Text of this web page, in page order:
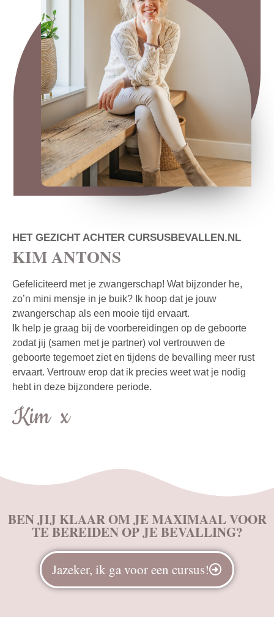
HET GEZICHT ACHTER CURSUSBEVALLEN.NL
KIM ANTONS
Gefeliciteerd met je zwangerschap! Wat bijzonder he,
zo’n mini mensje in je buik? Ik hoop dat je jouw
zwangerschap als een mooie tijd ervaart.
Ik help je graag bij de voorbereidingen op de geboorte
zodat jij (samen met je partner) vol vertrouwen de
geboorte tegemoet ziet en tijdens de bevalling meer rust
ervaart. Vertrouw erop dat ik precies weet wat je nodig
hebt in deze bijzondere periode.
Kim x
BEN JIJ KLAAR OM JE MAXIMAAL VOOR
TE BEREIDEN OP JE BEVALLING?
Jazeker, ik ga voor een cursus!